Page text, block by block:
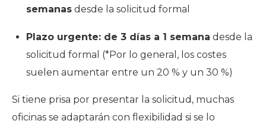
semanas desde la solicitud formal
Plazo urgente: de 3 días a 1 semana desde la
solicitud formal (*Por lo general, los costes
suelen aumentar entre un 20 % y un 30 %)
Si tiene prisa por presentar la solicitud, muchas
oficinas se adaptarán con flexibilidad si se lo